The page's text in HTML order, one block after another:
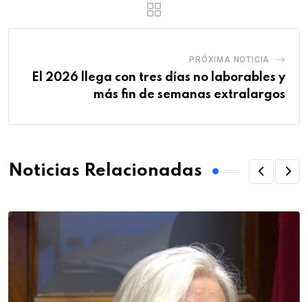
PRÓXIMA NOTICIA
El 2026 llega con tres días no laborables y
más fin de semanas extralargos
Noticias Relacionadas